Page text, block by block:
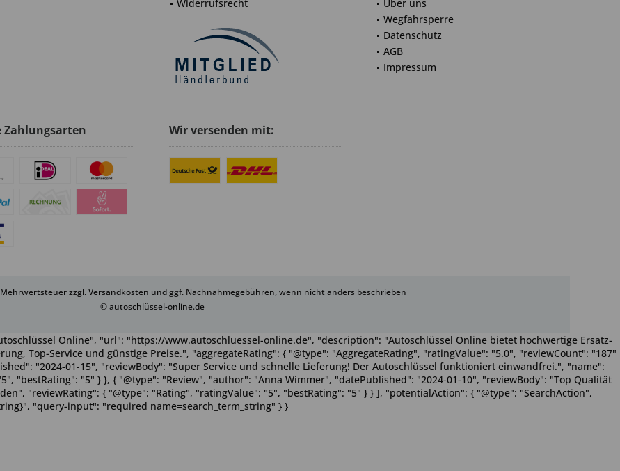
Widerrufsrecht
Über uns
Wegfahrsperre
Datenschutz
AGB
Impressum
Zahlungsarten Wir versenden mit:
zzgl.Versandkosten und ggf. Nachnahmegebühren, wenn nicht anders beschrieben
© autoschlüssel-online.de
Online", "url": "https://www.autoschluessel-online.de", "description": "Autoschlüssel Online bietet hochwertige Ersatz-
Top-Service und günstige Preise.", "aggregateRating": { "@type": "AggregateRating", "ratingValue": "5.0", "reviewCount": "187"
"2024-01-15", "reviewBody": "Super Service und schnelle Lieferung! Der Autoschlüssel funktioniert einwandfrei.", "name":
"bestRating": "5" } }, { "@type": "Review", "author": "Anna Wimmer", "datePublished": "2024-01-10", "reviewBody": "Top Qualität
"reviewRating": { "@type": "Rating", "ratingValue": "5", "bestRating": "5" } } ], "potentialAction": { "@type": "SearchAction",
"query-input": "required name=search_term_string" } }